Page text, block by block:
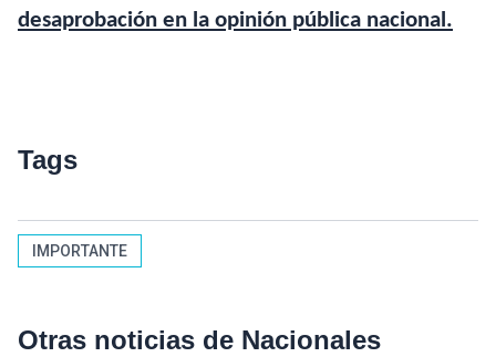
desaprobación en la opinión pública nacional.
Tags
IMPORTANTE
Otras noticias de Nacionales